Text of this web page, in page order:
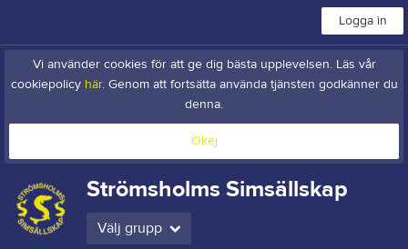
Logga in
Vi använder cookies för att ge dig bästa upplevelsen. Läs vår
cookiepolicy här. Genom att fortsätta använda tjänsten godkänner du
denna.
Okej
Strömsholms Simsällskap
Välj grupp